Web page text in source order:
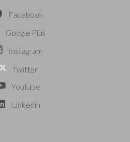
Facebook
Google Plus
Instagram
Twitter
Youtube
Linkedin